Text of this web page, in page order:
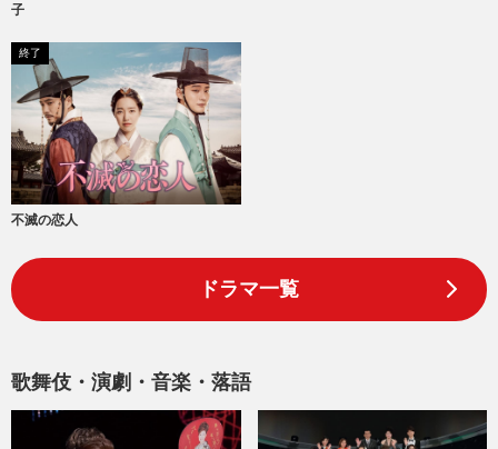
子
終了
不滅の恋人
ドラマ一覧
歌舞伎・演劇・音楽・落語